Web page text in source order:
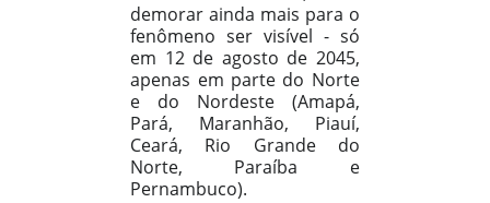
demorar ainda mais para o
fenômeno ser visível - só
em 12 de agosto de 2045,
apenas em parte do Norte
e do Nordeste (Amapá,
Pará, Maranhão, Piauí,
Ceará, Rio Grande do
Norte, Paraíba e
Pernambuco).